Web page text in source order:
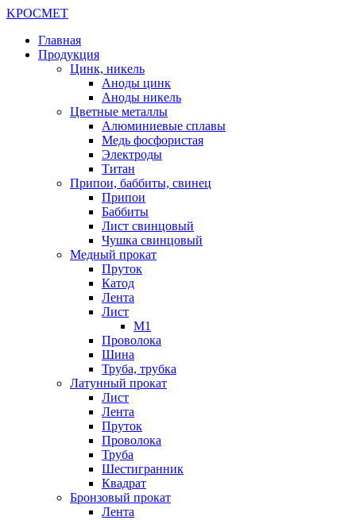
KРОСМЕТ
Главная
Продукция
Цинк, никель
Аноды цинк
Аноды никель
Цветные металлы
Алюминиевые сплавы
Медь фосфористая
Электроды
Титан
Припои, баббиты, свинец
Припои
Баббиты
Лист свинцовый
Чушка свинцовый
Медный прокат
Пруток
Катод
Лента
Лист
М1
Проволока
Шина
Труба, трубка
Латунный прокат
Лист
Лента
Пруток
Проволока
Труба
Шестигранник
Квадрат
Бронзовый прокат
Лента